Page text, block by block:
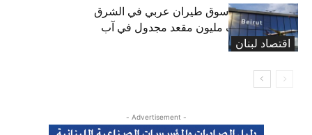
اقتصاد لبنان
لبنان ثامن أكبر سوق طيران عربي في الشرق
الأوسط… نصف مليون مقعد مجدول في آب
(انفوغراف)
- Advertisement -